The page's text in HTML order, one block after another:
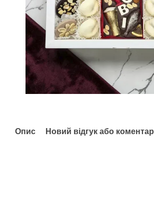
Опис Новий відгук або коментар